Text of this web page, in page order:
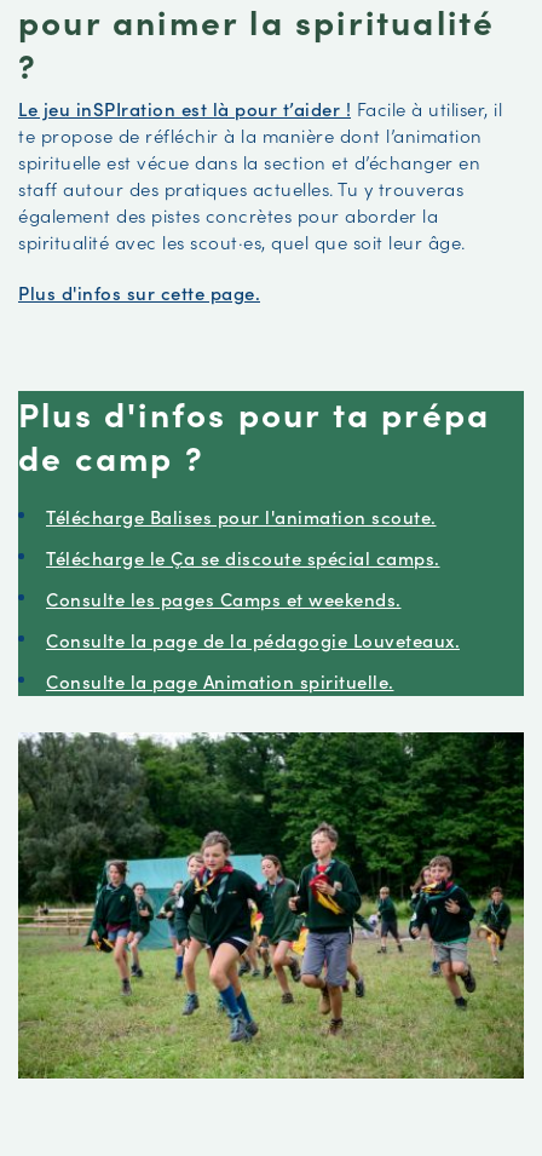
pour animer la spiritualité
?
Le jeu inSPIration est là pour t’aider ! Facile à utiliser, il
te propose de réfléchir à la manière dont l’animation
spirituelle est vécue dans la section et d’échanger en
staff autour des pratiques actuelles. Tu y trouveras
également des pistes concrètes pour aborder la
spiritualité avec les scout·es, quel que soit leur âge.
Plus d'infos sur cette page.
Plus d'infos pour ta prépa
de camp ?
Télécharge Balises pour l'animation scoute.
Télécharge le Ça se discoute spécial camps.
Consulte les pages Camps et weekends.
Consulte la page de la pédagogie Louveteaux.
Consulte la page Animation spirituelle.